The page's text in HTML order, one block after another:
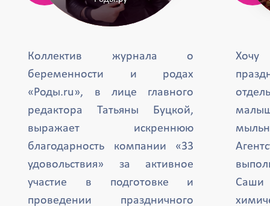
Коллектив журнала о
беременности и родах
«Роды.ru», в лице главного
редактора Татьяны Буцкой,
выражает искреннюю
благодарность компании «33
удовольствия» за активное
участие в подготовке и
проведении праздничного
Саши